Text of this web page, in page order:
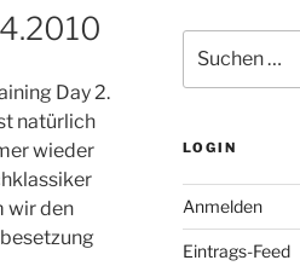
Day 2.
natürlich
wieder
wir den
nach:
LOGIN
Anmelden
Eintrags-Feed